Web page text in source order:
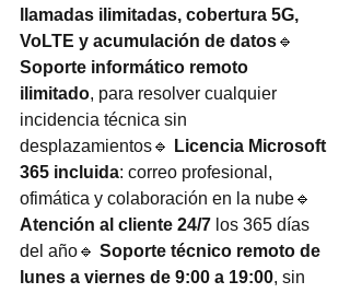
llamadas ilimitadas, cobertura 5G,
VoLTE y acumulación de datos🔹
Soporte informático remoto
ilimitado, para resolver cualquier
incidencia técnica sin
desplazamientos🔹
Licencia Microsoft
365 incluida: correo profesional,
ofimática y colaboración en la nube🔹
Atención al cliente 24/7 los 365 días
del año🔹 Soporte técnico remoto de
lunes a viernes de 9:00 a 19:00, sin